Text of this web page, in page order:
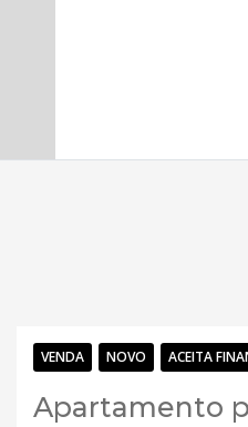
VENDA NOVO ACEITA
Apartamento